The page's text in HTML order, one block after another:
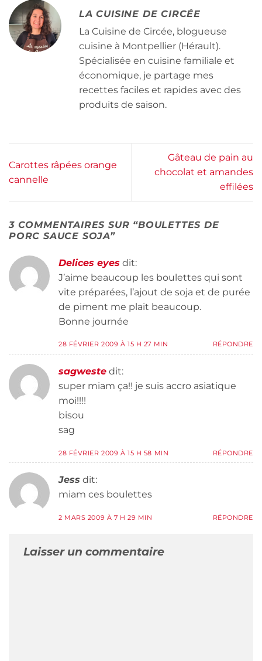
LA CUISINE DE CIRCÉE
La Cuisine de Circée, blogueuse
cuisine à Montpellier (Hérault).
Spécialisée en cuisine familiale et
économique, je partage mes
recettes faciles et rapides avec des
produits de saison.
Carottes râpées orange
cannelle
Gâteau de pain au
chocolat et amandes
effilées
3 COMMENTAIRES SUR “BOULETTES DE
PORC SAUCE SOJA”
Delices eyes dit:
J’aime beaucoup les boulettes qui sont
vite préparées, l’ajout de soja et de purée
de piment me plait beaucoup.
Bonne journée
28 FÉVRIER 2009 À 15 H 27 MIN RÉPONDRE
sagweste dit:
super miam ça!! je suis accro asiatique
moi!!!!
bisou
sag
28 FÉVRIER 2009 À 15 H 58 MIN RÉPONDRE
Jess dit:
miam ces boulettes
2 MARS 2009 À 7 H 29 MIN RÉPONDRE
Laisser un commentaire